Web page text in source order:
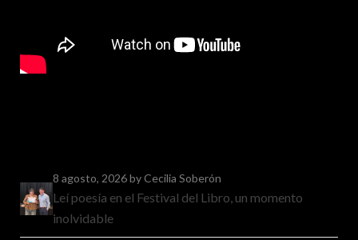
8 agosto, 2026by Cecilia Soberón
Leí poesía en el Festival del Libro, un momento
inolvidable